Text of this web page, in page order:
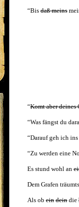
“Bis daß meins
“Komt aber
“Was fängst du
“Darauf geh ich ins
“Zu werden eine
Es stund wohl an
Dem Grafen
Als ob ein dein die